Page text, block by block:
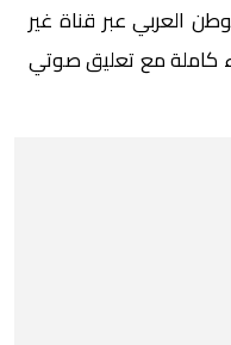
العربي عبر قناة غير
كاملة مع تعليق صوتي